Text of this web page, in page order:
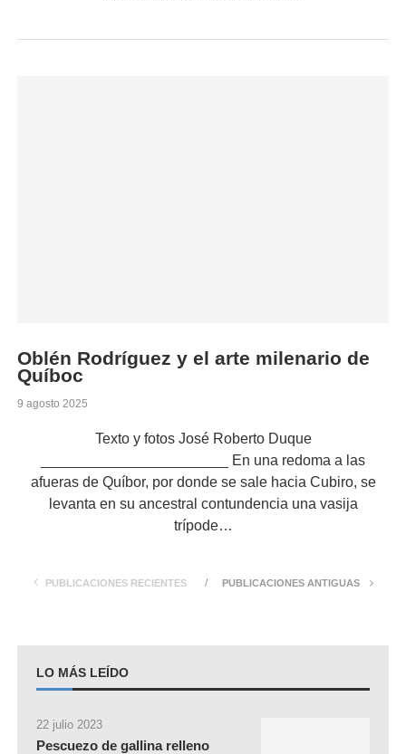
Oblén Rodríguez y el arte milenario de
Quíboc
9 agosto 2025
Texto y fotos José Roberto Duque
_______________________ En una redoma a las
afueras de Quíbor, por donde se sale hacia Cubiro, se
levanta en su ancestral contundencia una vasija
trípode…
PUBLICACIONES RECIENTES PUBLICACIONES ANTIGUAS
LO MÁS LEÍDO
22 julio 2023
Pescuezo de gallina relleno